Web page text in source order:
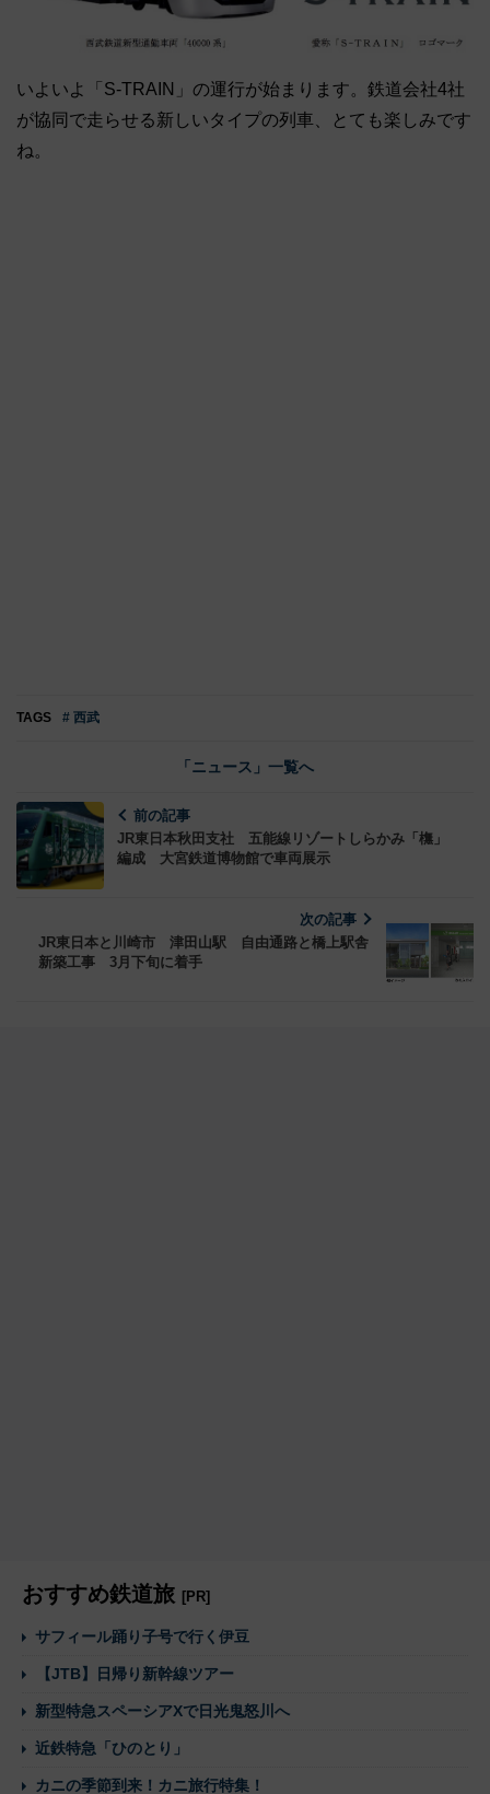
いよいよ「S-TRAIN」の運行が始まります。鉄道会社4社
が協同で走らせる新しいタイプの列車、とても楽しみです
ね。
TAGS # 西武
「ニュース」一覧へ
前の記事
JR東日本秋田支社 五能線リゾートしらかみ「橅」
編成 大宮鉄道博物館で車両展示
次の記事
JR東日本と川崎市 津田山駅 自由通路と橋上駅舎
新築工事 3月下旬に着手
おすすめ鉄道旅 [PR]
サフィール踊り子号で行く伊豆
【JTB】日帰り新幹線ツアー
新型特急スペーシアXで日光鬼怒川へ
近鉄特急「ひのとり」
カニの季節到来！カニ旅行特集！